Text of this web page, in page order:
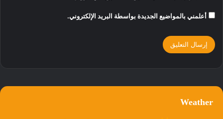
أعلمني بالمواضيع الجديدة بواسطة البريد الإلكتروني.
Weather